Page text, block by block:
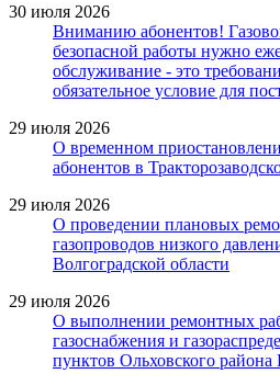
30 июля 2026
Вниманию абонентов!
безопасной работы нужно
обслуживание - это
обязательное условие для
29 июля 2026
О временном
абонентов в
29 июля 2026
О проведении плановых
газопроводов низкого
Волгоградской области
29 июля 2026
О выполнении ремонтных
газоснабжения и
пунктов Ольховского района